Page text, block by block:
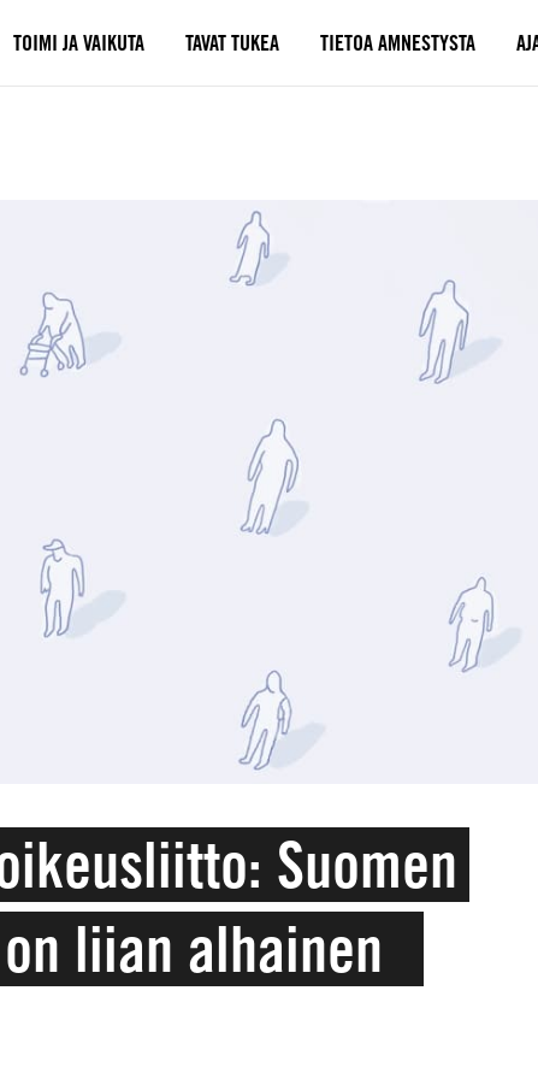
TOIMI JA VAIKUTA TAVAT TUKEA TIETOA AMNESTYSTA
Suomen
liian alhainen